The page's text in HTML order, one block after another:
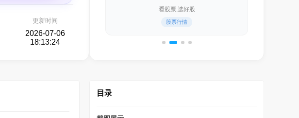
更新时间
2026-07-06
18:13:24
AI助手
看股票,选好股
股票行情
目录